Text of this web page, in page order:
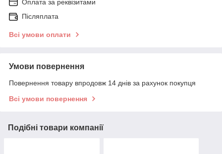
Оплата за реквізитами
Післяплата
Всі умови оплати
Умови повернення
Повернення товару впродовж 14 днів за рахунок покупця
Всі умови повернення
Подібні товари компанії